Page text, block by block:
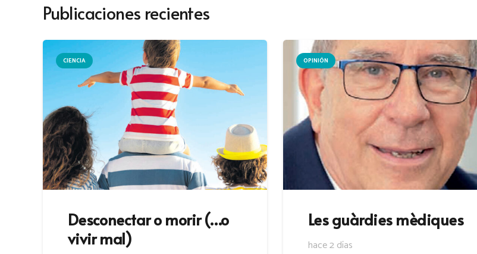
Publicaciones recientes
CIENCIA
Desconectar o morir (…o
vivir mal)
OPINIÓN
Les guàrdies mèdiques
hace 2 días